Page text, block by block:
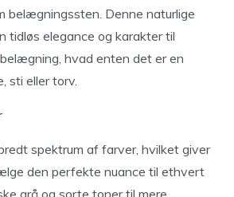
belægningssten. Denne naturlige
tidløs elegance og karakter til
hvad enten det er en
sti eller torv.
spektrum af farver, hvilket giver
den perfekte nuance til ethvert
grå og sorte toner til mere